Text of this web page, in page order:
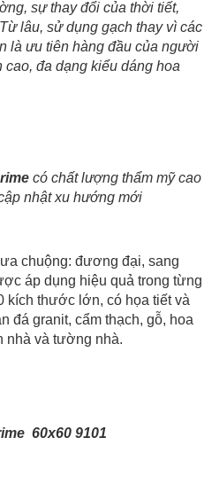
sự thay đổi của thời tiết,
lâu, sử dụng gạch thay vì các
là ưu tiên hàng đầu của người
đa dạng kiểu dáng hoa
có chất lượng thẩm mỹ cao
nhật xu hướng mới
chuộng: đương đại, sang
áp dụng hiệu quả trong từng
kích thước lớn, có họa tiết và
đá granit, cẩm thạch, gỗ, hoa
nhà và tường nhà.
60x60 9101